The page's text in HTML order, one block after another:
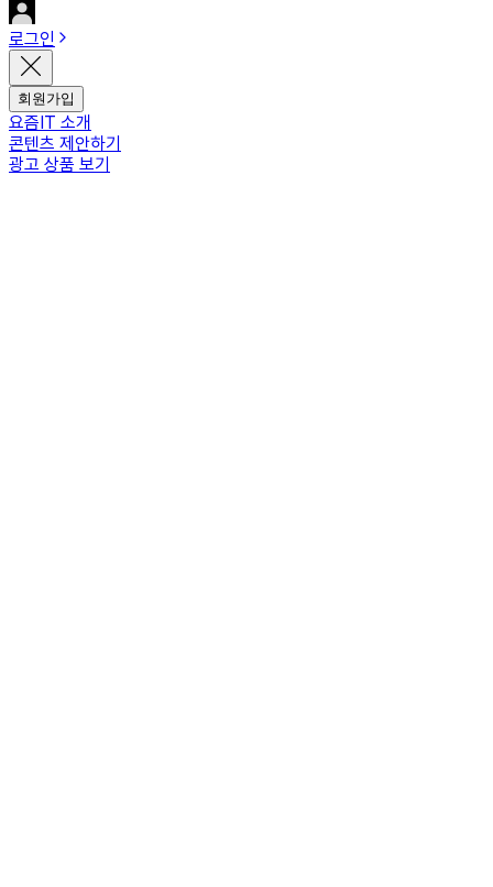
로그인
회원가입
요즘IT 소개
콘텐츠 제안하기
광고 상품 보기